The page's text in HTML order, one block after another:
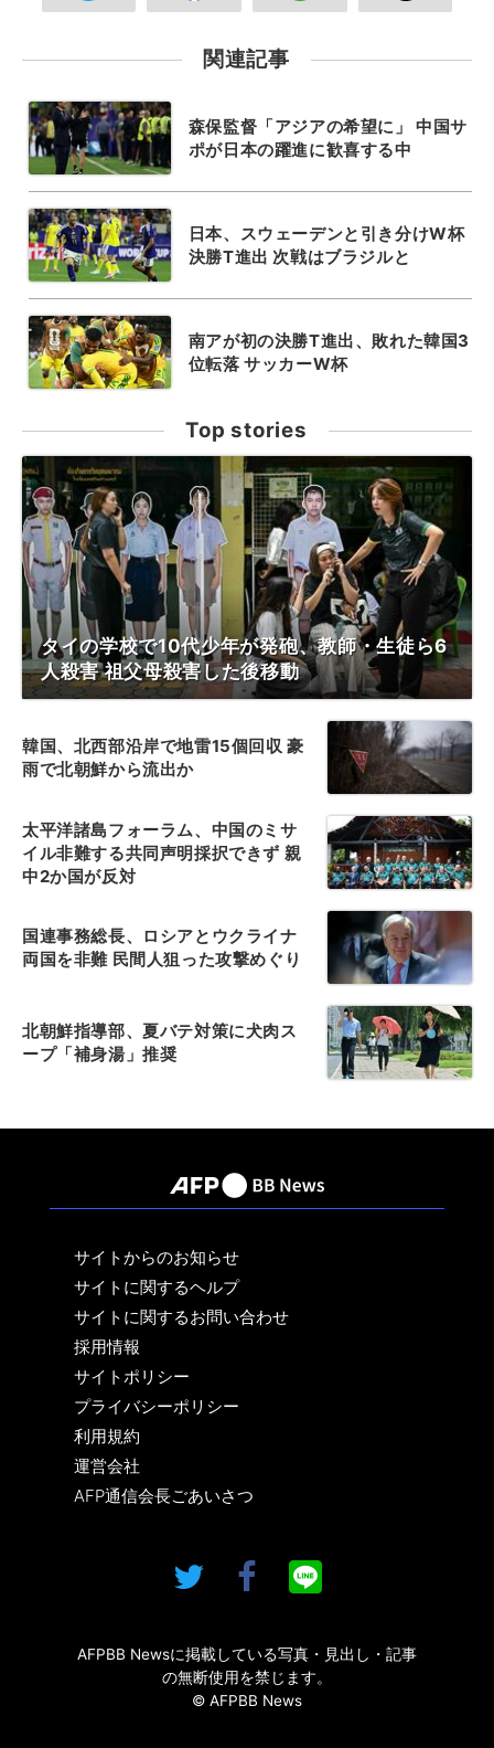
関連記事
森保監督「アジアの希望に」 中国サ
ポが日本の躍進に歓喜する中
日本、スウェーデンと引き分けW杯
決勝T進出 次戦はブラジルと
南アが初の決勝T進出、敗れた韓国3
位転落 サッカーW杯
Top stories
タイの学校で10代少年が発砲、教師・生徒ら6
人殺害 祖父母殺害した後移動
韓国、北西部沿岸で地雷15個回収 豪
雨で北朝鮮から流出か
太平洋諸島フォーラム、中国のミサ
イル非難する共同声明採択できず 親
中2か国が反対
国連事務総長、ロシアとウクライナ
両国を非難 民間人狙った攻撃めぐり
北朝鮮指導部、夏バテ対策に犬肉ス
ープ「補身湯」推奨
サイトからのお知らせ
サイトに関するヘルプ
サイトに関するお問い合わせ
採用情報
サイトポリシー
プライバシーポリシー
利用規約
運営会社
AFP通信会長ごあいさつ
AFPBB Newsに掲載している写真・見出し・記事
の無断使用を禁じます。
© AFPBB News